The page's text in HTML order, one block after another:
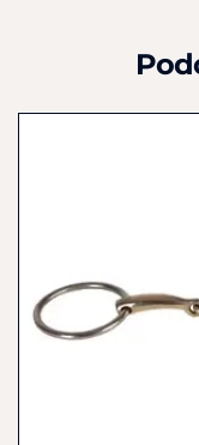
pozorný pocit
podporuje
mezi jezdcem
dvojité
koně, kteří
koně s nízkým